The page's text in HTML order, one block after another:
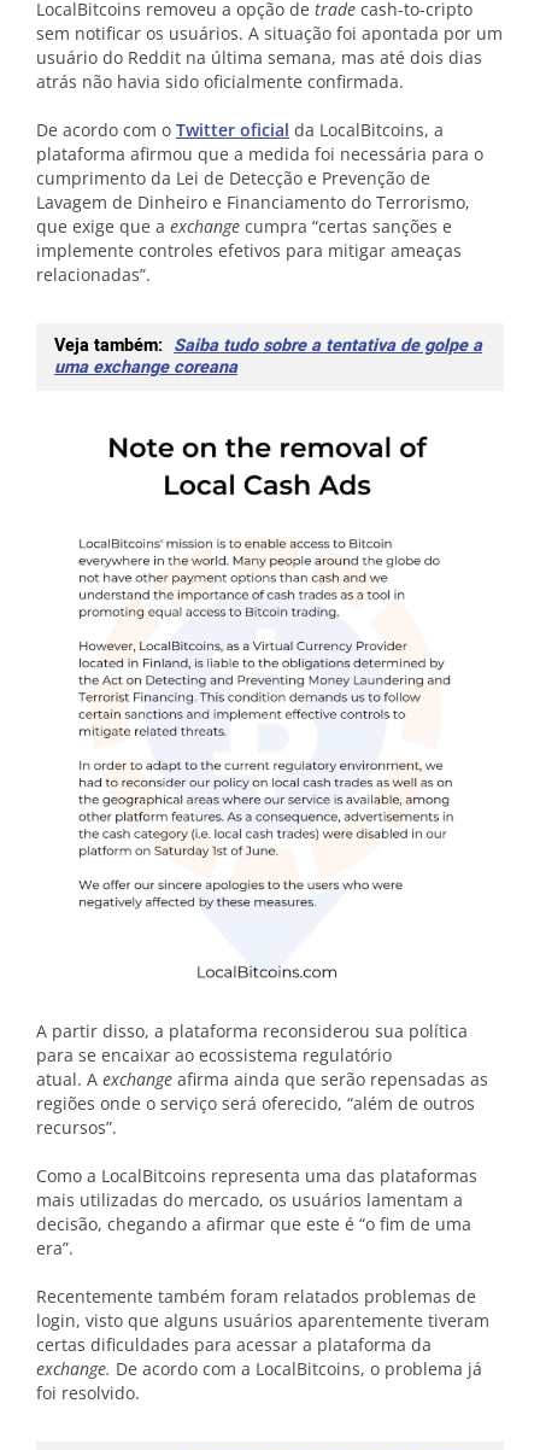
LocalBitcoins removeu a opção de trade cash-to-cripto
sem notificar os usuários. A situação foi apontada por um
usuário do Reddit na última semana, mas até dois dias
atrás não havia sido oficialmente confirmada.
De acordo com o Twitter oficial da LocalBitcoins, a
plataforma afirmou que a medida foi necessária para o
cumprimento da Lei de Detecção e Prevenção de
Lavagem de Dinheiro e Financiamento do Terrorismo,
que exige que a exchange cumpra “certas sanções e
implemente controles efetivos para mitigar ameaças
relacionadas”.
Veja também: Saiba tudo sobre a tentativa de golpe a
uma exchange coreana
A partir disso, a plataforma reconsiderou sua política
para se encaixar ao ecossistema regulatório
atual. A exchange afirma ainda que serão repensadas as
regiões onde o serviço será oferecido, “além de outros
recursos”.
Como a LocalBitcoins representa uma das plataformas
mais utilizadas do mercado, os usuários lamentam a
decisão, chegando a afirmar que este é “o fim de uma
era”.
Recentemente também foram relatados problemas de
login, visto que alguns usuários aparentemente tiveram
certas dificuldades para acessar a plataforma da
exchange. De acordo com a LocalBitcoins, o problema já
foi resolvido.